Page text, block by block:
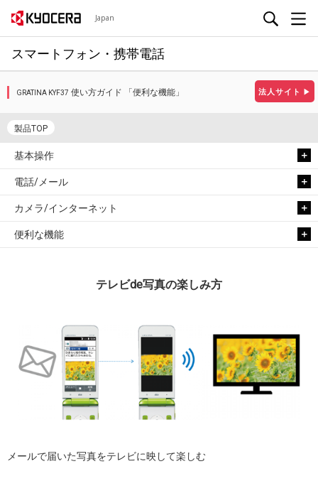
Japan
スマートフォン・携帯電話
法人サイト ▶
GRATINA KYF37 使い方ガイド 「便利な機能」
製品TOP
基本操作
電話/メール
カメラ/インターネット
便利な機能
テレビde写真の楽しみ方
メールで届いた写真をテレビに映して楽しむ